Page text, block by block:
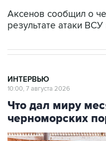
Аксенов сообщил о
результате атаки
ИНТЕРВЬЮ
10:00, 7 августа 2026
Что дал миру
черноморских